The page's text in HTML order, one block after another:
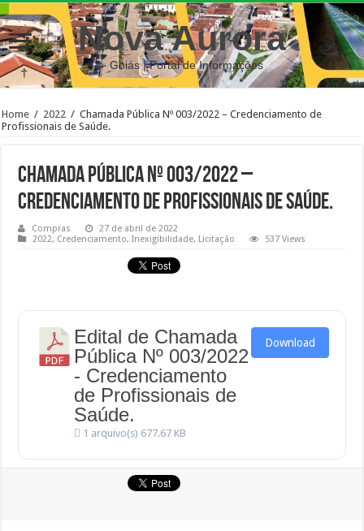
Nova Aurora
– Goiás | Portal de Informações
Home / 2022 / Chamada Pública Nº 003/2022 – Credenciamento de
Profissionais de Saúde.
Chamada Pública Nº 003/2022 –
Credenciamento de Profissionais de Saúde.
Compras
27 de abril de 2022
2022, Credenciamento,Inexigibilidade, Licitação 537 Views
Edital de Chamada
Pública Nº 003/2022
- Credenciamento
de Profissionais de
Saúde.
1 arquivo(s) 677.67 KB
Download